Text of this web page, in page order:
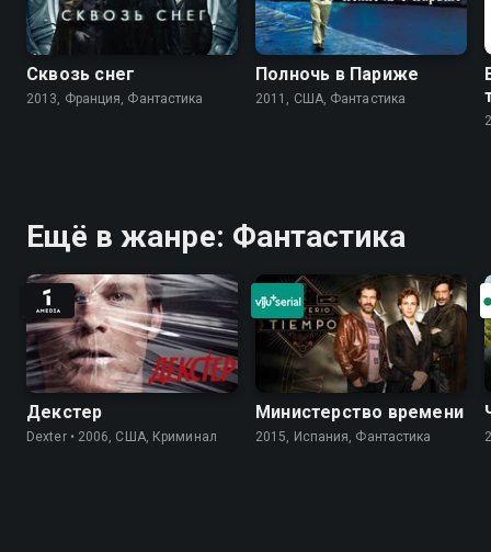
Сквозь снег
2013, Франция, Фантастика
Полночь в Париже
2011, США, Фантастика
Ещё в жанре: Фантастика
Декстер
Dexter • 2006, США, Криминал
Министерство времени
2015, Испания, Фантастика